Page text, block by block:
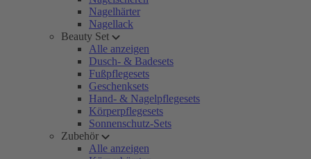
Nagelhärter
Nagellack
Beauty Set
Alle anzeigen
Dusch- & Badesets
Fußpflegesets
Geschenksets
Hand- & Nagelpflegesets
Körperpflegesets
Sonnenschutz-Sets
Zubehör
Alle anzeigen